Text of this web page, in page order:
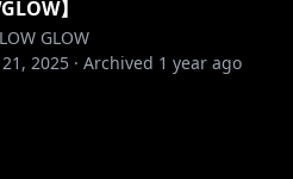
】
GLOW
21, 2025 · Archived 1 year ago